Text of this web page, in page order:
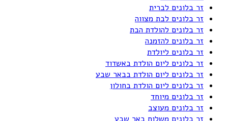
זר בלונים לברית
זר בלונים לבת מצווה
זר בלונים להולדת הבת
זר בלונים להזמנה
זר בלונים ליולדת
זר בלונים ליום הולדת באשדוד
זר בלונים ליום הולדת בבאר שבע
זר בלונים ליום הולדת בחולון
זר בלונים מיוחד
זר בלונים מעוצב